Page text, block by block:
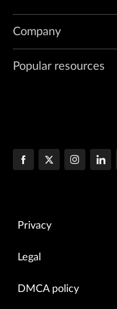
Company
Popular resources
Privacy
Legal
DMCA policy